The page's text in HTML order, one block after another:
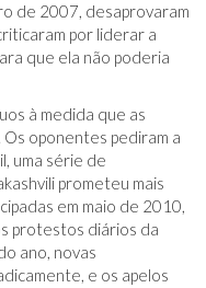
de 2007, desaprovaram
por liderar a
que ela não poderia
à medida que as
oponentes pediram a
uma série de
prometeu mais
em maio de 2010,
protestos diários da
ano, novas
e os apelos